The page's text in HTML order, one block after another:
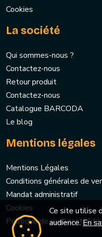
Cookies
La société
Qui sommes-nous ?
Contactez-nous
Retour produit
Contactez-nous
Catalogue BARCODA
Le blog
Mentions légales
Mentions Légales
Conditions générales de
Mandat administratif
Cookies
Politique de confidentialité
Ce site utilise
audience.En